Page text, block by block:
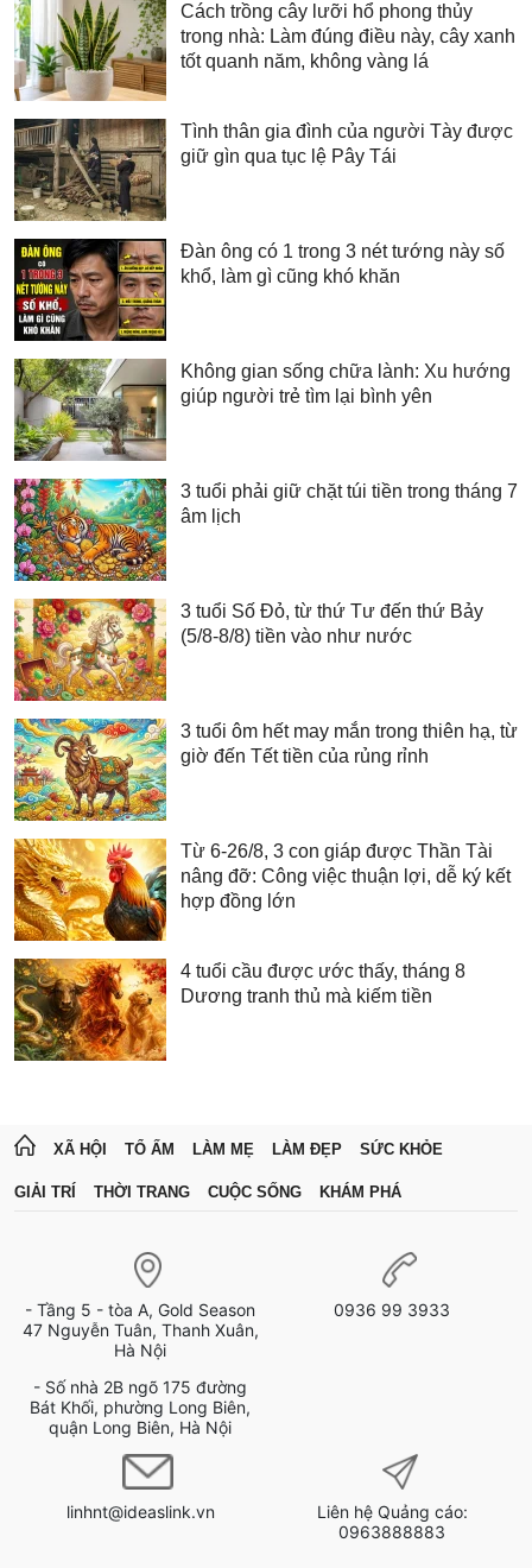
Cách trồng cây lưỡi hổ phong thủy
trong nhà: Làm đúng điều này, cây xanh
tốt quanh năm, không vàng lá
Tình thân gia đình của người Tày được
giữ gìn qua tục lệ Pây Tái
Đàn ông có 1 trong 3 nét tướng này số
khổ, làm gì cũng khó khăn
Không gian sống chữa lành: Xu hướng
giúp người trẻ tìm lại bình yên
3 tuổi phải giữ chặt túi tiền trong tháng 7
âm lịch
3 tuổi Số Đỏ, từ thứ Tư đến thứ Bảy
(5/8-8/8) tiền vào như nước
3 tuổi ôm hết may mắn trong thiên hạ, từ
giờ đến Tết tiền của rủng rỉnh
Từ 6-26/8, 3 con giáp được Thần Tài
nâng đỡ: Công việc thuận lợi, dễ ký kết
hợp đồng lớn
4 tuổi cầu được ước thấy, tháng 8
Dương tranh thủ mà kiếm tiền
XÃ HỘI TỔ ẤM LÀM MẸ LÀM ĐẸP SỨC KHỎE
GIẢI TRÍ THỜI TRANG CUỘC SỐNG KHÁM PHÁ
- Tầng 5 - tòa A, Gold Season
47 Nguyễn Tuân, Thanh Xuân,
Hà Nội
- Số nhà 2B ngõ 175 đường
Bát Khối, phường Long Biên,
quận Long Biên, Hà Nội
0936 99 3933
linhnt@ideaslink.vn
Liên hệ Quảng cáo:
0963888883